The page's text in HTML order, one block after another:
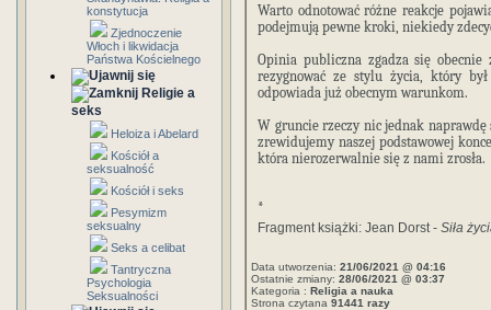
konstytucja
Zjednoczenie
Włoch i likwidacja
Państwa Kościelnego
Religie a
seks
Heloiza i Abelard
Kościół a
seksualność
Kościół i seks
Pesymizm
seksualny
Seks a celibat
Tantryczna
Psychologia
Seksualności
Warto odnotować różne reakcje
podejmują pewne kroki, niekiedy
Opinia publiczna zgadza się
rezygnować ze stylu życia, który
odpowiada już obecnym warunkom.
W gruncie rzeczy nic jednak
zrewidujemy naszej podstawowej
która nierozerwalnie się z nami zrosła.
*
Fragment książki: Jean Dorst - Siła
Data utworzenia: 21/06/2021 @ 04:16
Ostatnie zmiany: 28/06/2021 @ 03:37
Kategoria : Religia a nauka
Strona czytana 91441 razy